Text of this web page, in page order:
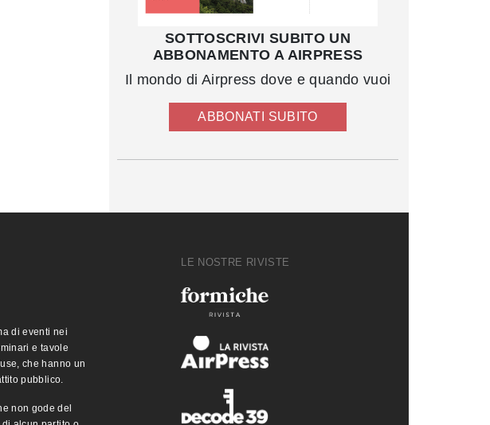
SOTTOSCRIVI SUBITO UN
ABBONAMENTO A AIRPRESS
Il mondo di Airpress dove e quando vuoi
ABBONATI SUBITO
di eventi nei
e tavole
che hanno un
pubblico.
non gode del
LE NOSTRE RIVISTE